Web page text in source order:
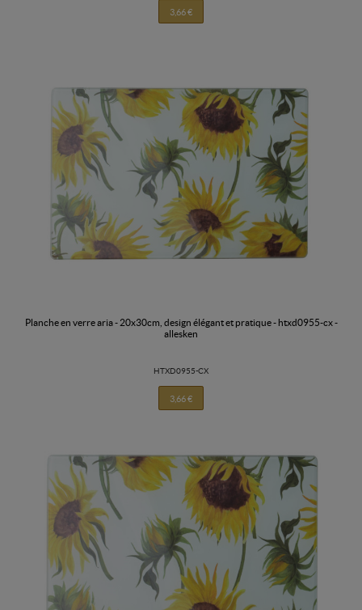
3,66 €
planche en verre aria - 20x30cm, design élégant et pratique - htxd0955-cx -
allesken
HTXD0955-CX
3,66 €